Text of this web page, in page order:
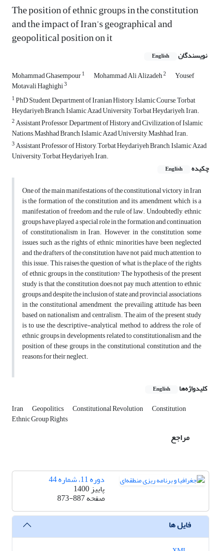
The position of ethnic groups in the constitution
and the impact of Iran's geographical and
geopolitical position on it
نویسندگان English
Mohammad Ghasempour1 Mohammad Ali Alizadeh2 Yousef
Motavali Haghighi3
1PhD Student, Department of Iranian History, Islamic Course, Torbat
Heydariyeh Branch, Islamic Azad University, Torbat Heydariyeh, Iran.
2Assistant Professor, Department of History and Civilization of Islamic
Nations, Mashhad Branch, Islamic Azad University, Mashhad, Iran.
3Assistant Professor of History, Torbat Heydariyeh Branch, Islamic Azad
University, Torbat Heydariyeh, Iran.
چکیده
English
One of the main manifestations of the constitutional victory in Iran
is the formation of the constitution and its amendment, which is a
manifestation of freedom and the rule of law. Undoubtedly, ethnic
groups have played a special role in the formation and continuation
of constitutionalism in Iran. However, in the constitution, some
issues such as the rights of ethnic minorities have been neglected
and the drafters of the constitution have not paid much attention to
this issue. This raises the question of what is the place of the rights
of ethnic groups in the constitution? The hypothesis of the present
study is that the constitution does not pay much attention to ethnic
groups and despite the inclusion of state and provincial associations
in the constitutional amendment, the prevailing attitude has been
based on nationalism and centralism. The aim of the present study
is to use the descriptive-analytical method to address the role of
ethnic groups in developments related to constitutionalism and the
position of these groups in the constitutional constitution and the
reasons for their neglect.
کلیدواژه‌ها English
Iran Geopolitics Constitutional Revolution Constitution
Ethnic Group Rights
مراجع
دوره 11، شماره 44
پاییز 1400
صفحه873-887
فایل ها